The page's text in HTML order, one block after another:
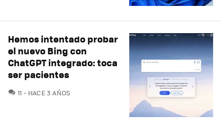
Hemos intentado probar
el nuevo Bing con
ChatGPT integrado: toca
ser pacientes
11 COMENTARIOS
HACE 3 AÑOS